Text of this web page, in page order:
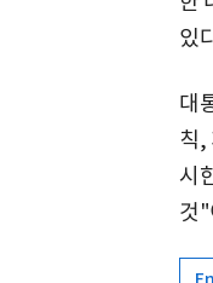
있
대
칙,
시
것"